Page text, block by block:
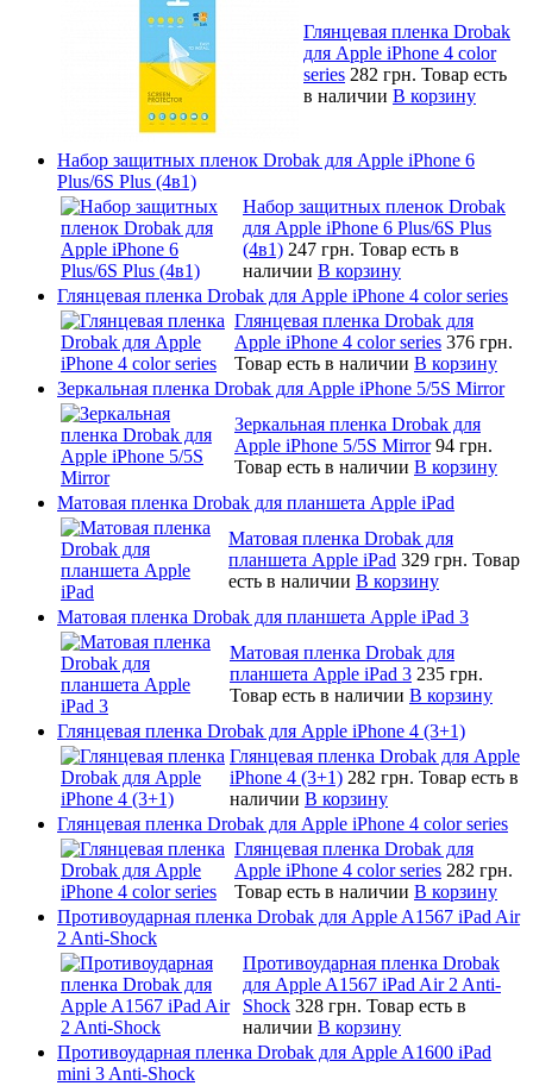
Глянцевая пленка Drobak
для Apple iPhone 4 color
series 282 грн. Товар есть
в наличии В корзину
Набор защитных пленок Drobak для Apple iPhone 6
Plus/6S Plus (4в1)
Набор защитных пленок Drobak
для Apple iPhone 6 Plus/6S Plus
(4в1) 247 грн. Товар есть в
наличии В корзину
Глянцевая пленка Drobak для Apple iPhone 4 color series
Глянцевая пленка Drobak для
Apple iPhone 4 color series 376 грн.
Товар есть в наличии В корзину
Зеркальная пленка Drobak для Apple iPhone 5/5S Mirror
Зеркальная пленка Drobak для
Apple iPhone 5/5S Mirror 94 грн.
Товар есть в наличии В корзину
Матовая пленка Drobak для планшета Apple iPad
Матовая пленка Drobak для
планшета Apple iPad 329 грн. Товар
есть в наличии В корзину
Матовая пленка Drobak для планшета Apple iPad 3
Матовая пленка Drobak для
планшета Apple iPad 3 235 грн.
Товар есть в наличии В корзину
Глянцевая пленка Drobak для Apple iPhone 4 (3+1)
Глянцевая пленка Drobak для Apple
iPhone 4 (3+1) 282 грн. Товар есть в
наличии В корзину
Глянцевая пленка Drobak для Apple iPhone 4 color series
Глянцевая пленка Drobak для
Apple iPhone 4 color series 282 грн.
Товар есть в наличии В корзину
Противоударная пленка Drobak для Apple A1567 iPad Air
2 Anti-Shock
Противоударная пленка Drobak
для Apple A1567 iPad Air 2 Anti-
Shock 328 грн. Товар есть в
наличии В корзину
Противоударная пленка Drobak для Apple A1600 iPad
mini 3 Anti-Shock